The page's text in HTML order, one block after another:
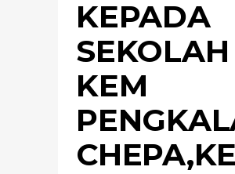
KEPADA
SEKOLAH
KEM